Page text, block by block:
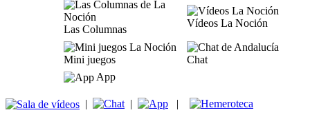
Las Columnas
Vídeos La Noción
Mini juegos
Chat
App
| | |